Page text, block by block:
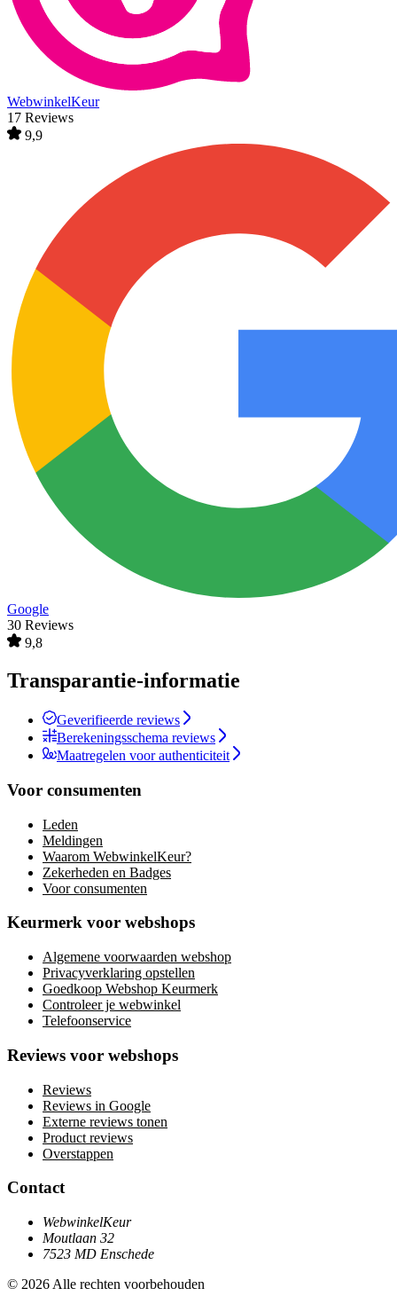
WebwinkelKeur
17 Reviews
9,9
Google
30 Reviews
9,8
Transparantie-informatie
Geverifieerde reviews
Berekeningsschema reviews
Maatregelen voor authenticiteit
Voor consumenten
Leden
Meldingen
Waarom WebwinkelKeur?
Zekerheden en Badges
Voor consumenten
Keurmerk voor webshops
Algemene voorwaarden webshop
Privacyverklaring opstellen
Goedkoop Webshop Keurmerk
Controleer je webwinkel
Telefoonservice
Reviews voor webshops
Reviews
Reviews in Google
Externe reviews tonen
Product reviews
Overstappen
Contact
WebwinkelKeur
Moutlaan 32
7523 MD Enschede
© 2026 Alle rechten voorbehouden